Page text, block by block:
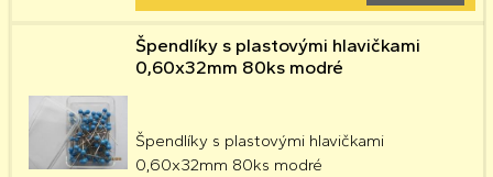
Špendlíky s plastovými hlavičkami
0,60x32mm 80ks modré
Špendlíky s plastovými hlavičkami
0,60x32mm 80ks modré